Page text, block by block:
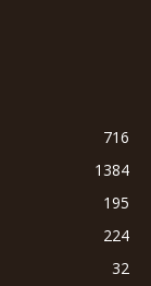
716
1384
195
224
32